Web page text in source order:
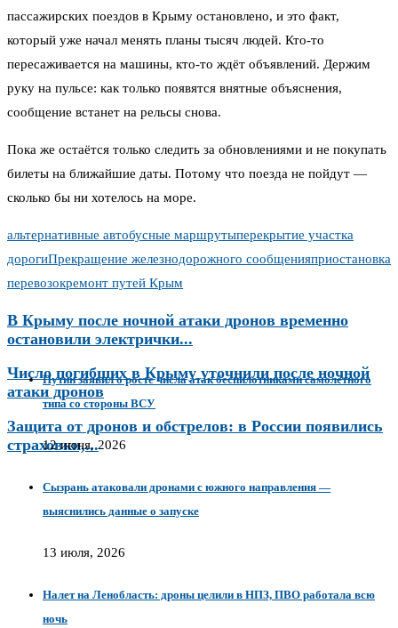
пассажирских поездов в Крыму остановлено, и это факт,
который уже начал менять планы тысяч людей. Кто-то
пересаживается на машины, кто-то ждёт объявлений. Держим
руку на пульсе: как только появятся внятные объяснения,
сообщение встанет на рельсы снова.
Пока же остаётся только следить за обновлениями и не покупать
билеты на ближайшие даты. Потому что поезда не пойдут —
сколько бы ни хотелось на море.
альтернативные автобусные маршрутыперекрытие участка
дорогиПрекращение железнодорожного сообщенияприостановка
перевозокремонт путей Крым
В Крыму после ночной атаки дронов временно
остановили электрички...
Число погибших в Крыму уточнили после ночной
атаки дронов
Защита от дронов и обстрелов: в России появились
страховки,...
Путин заявил о росте числа атак беспилотниками самолётного
типа со стороны ВСУ
12 июня, 2026
Сызрань атаковали дронами с южного направления —
выяснились данные о запуске
13 июля, 2026
Налет на Ленобласть: дроны целили в НПЗ, ПВО работала всю
ночь